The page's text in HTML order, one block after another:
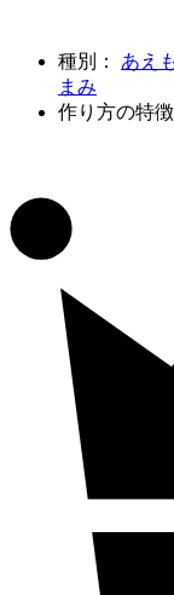
種別： あえ
まみ
作り方の特徴